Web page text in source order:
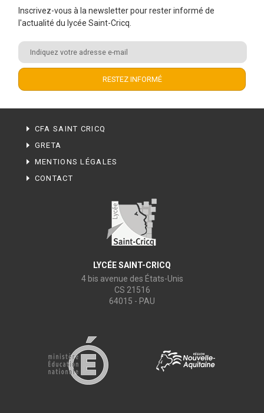
Inscrivez-vous à la newsletter pour rester informé de
l'actualité du lycée Saint-Cricq.
CFA SAINT CRICQ
GRETA
MENTIONS LÉGALES
CONTACT
LYCÉE SAINT-CRICQ
4 bis avenue des États-Unis
CS 21516
64015 - PAU